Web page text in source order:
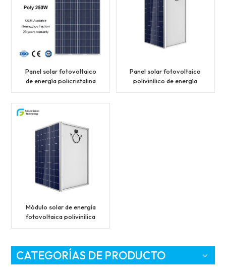
Panel solar fotovoltaico
de energía policristalina
Panel solar fotovoltaico
polivinílico de energía
Módulo solar de energía
fotovoltaica polivinílica
CATEGORÍAS DE PRODUCTO